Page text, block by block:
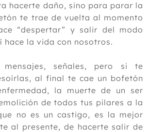
hacerte daño, sino para parar la
te trae de vuelta al momento
“despertar” y salir del modo
hace la vida con nosotros.
señales, pero si te
al final te cae un bofetón
la muerte de un ser
de todos tus pilares a la
no es un castigo, es la mejor
al presente, de hacerte salir de